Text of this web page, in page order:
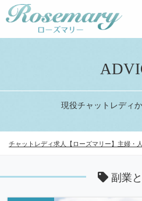
現役チャットレディ
チャットレディ求人【ローズマリー】主婦・
副業